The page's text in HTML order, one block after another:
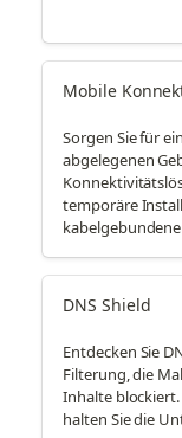
Mobile
Sorgen Sie für
abgelegenen
temporäre
DNS Shield
Entdecken Sie
Filterung, die
Inhalte blockiert.
halten Sie die